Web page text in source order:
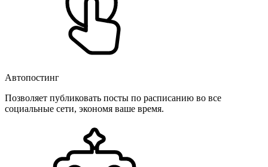
Автопостинг
Позволяет публиковать посты по расписанию во все
социальные сети, экономя ваше время.